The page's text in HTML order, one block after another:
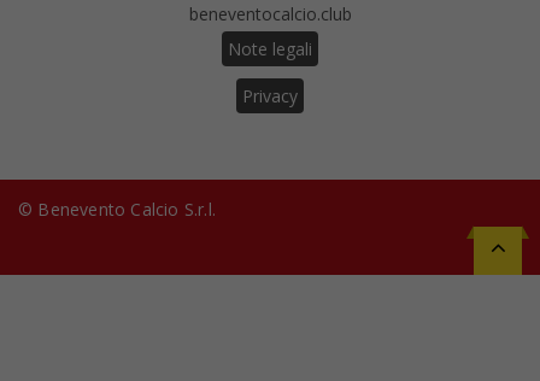
beneventocalcio.club
Note legali
Privacy
© Benevento Calcio S.r.l.